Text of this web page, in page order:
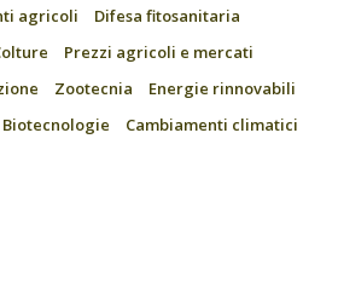
agricoli
Difesa fitosanitaria
Prezzi agricoli e mercati
Zootecnia
Energie rinnovabili
Biotecnologie
Cambiamenti climatici